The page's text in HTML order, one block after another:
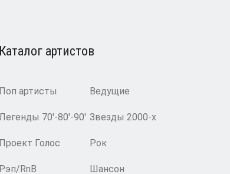
Каталог артистов
Поп артисты Ведущие
70′-80′-90′ Звезды 2000-х
Проект Голос Рок
Рэп/RnB Шансон